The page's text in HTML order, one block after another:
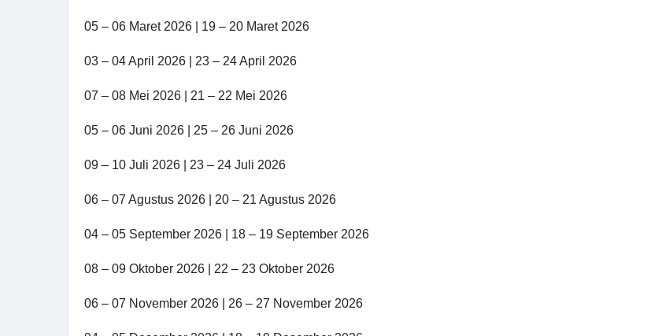
05 – 06 Maret 2026 | 19 – 20 Maret 2026
03 – 04 April 2026 | 23 – 24 April 2026
07 – 08 Mei 2026 | 21 – 22 Mei 2026
05 – 06 Juni 2026 | 25 – 26 Juni 2026
09 – 10 Juli 2026 | 23 – 24 Juli 2026
06 – 07 Agustus 2026 | 20 – 21 Agustus 2026
04 – 05 September 2026 | 18 – 19 September 2026
08 – 09 Oktober 2026 | 22 – 23 Oktober 2026
06 – 07 November 2026 | 26 – 27 November 2026